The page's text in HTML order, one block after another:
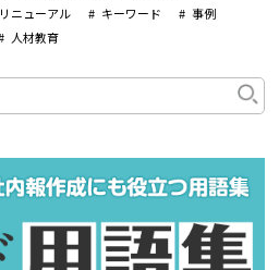
リニューアル キーワード
事例
人材教育